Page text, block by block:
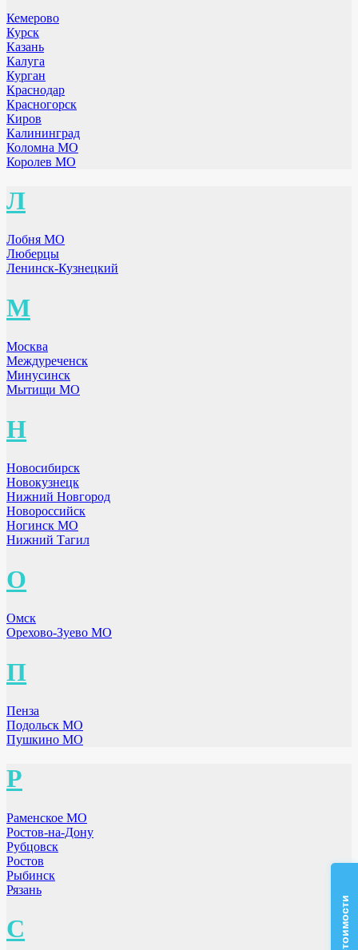
Кемерово
Курск
Казань
Калуга
Курган
Краснодар
Красногорск
Киров
Калининград
Коломна МО
Королев МО
Л
Лобня МО
Люберцы
Ленинск-Кузнецкий
М
Москва
Междуреченск
Минусинск
Мытищи МО
Н
Новосибирск
Новокузнецк
Нижний Новгород
Новороссийск
Ногинск МО
Нижний Тагил
О
Омск
Орехово-Зуево МО
П
Пенза
Подольск МО
Пушкино МО
Р
Раменское МО
Ростов-на-Дону
Рубцовск
Ростов
Рыбинск
Рязань
С